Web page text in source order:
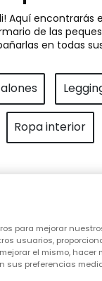
Aquí encontrarás
de las
en todas
Ropa interior
todo
para mejorar
usuarios,
el mismo,
sus preferencias